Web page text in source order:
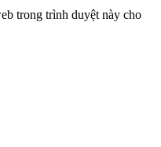
trong trình duyệt này cho